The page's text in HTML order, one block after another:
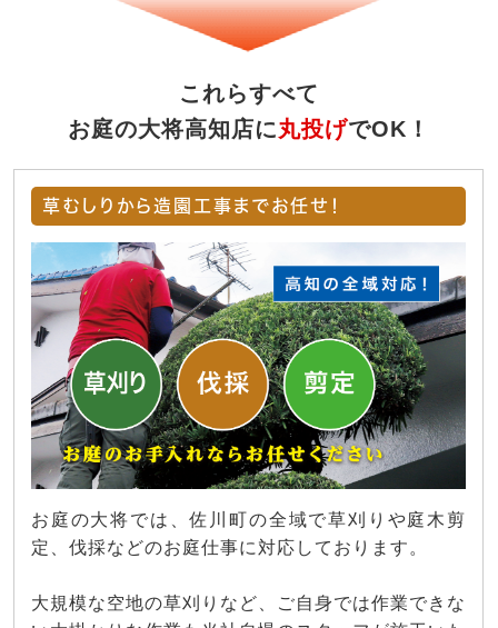
これらすべて
お庭の大将高知店に丸投げでOK！
草むしりから造園工事までお任せ！
お庭の大将では、佐川町の全域で草刈りや庭木剪
定、伐採などのお庭仕事に対応しております。
大規模な空地の草刈りなど、ご自身では作業できな